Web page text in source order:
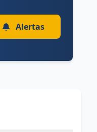
Alertas